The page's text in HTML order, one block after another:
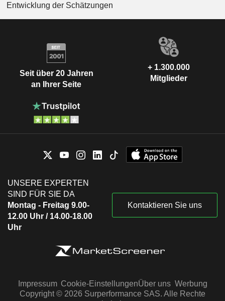
Entwicklung der Schätzungen
Seit über 20 Jahren
an Ihrer Seite
+ 1.300.000
Mitglieder
UNSERE EXPERTEN
SIND FÜR SIE DA
Montag - Freitag 9.00-
12.00 Uhr / 14.00-18.00
Uhr
Kontaktieren Sie uns
Impressum Cookie-EinstellungenÜber uns Werbung
Copyright © 2026 Surperformance SAS. Alle Rechte